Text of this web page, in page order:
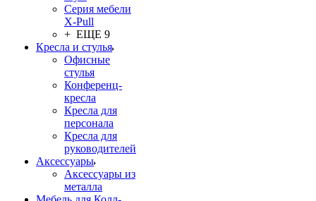
Серия мебели
X-Pull
+ ЕЩЕ 9
Кресла и стулья
Офисные
стулья
Конференц-
кресла
Кресла для
персонала
Кресла для
руководителей
Аксессуары
Аксессуары из
металла